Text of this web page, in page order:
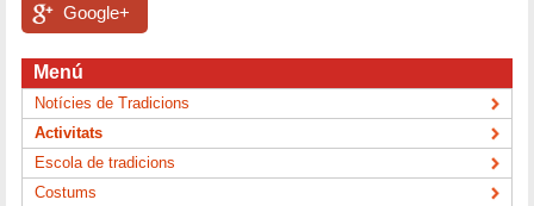
Google+
Menú
Notícies de Tradicions
Activitats
Escola de tradicions
Costums